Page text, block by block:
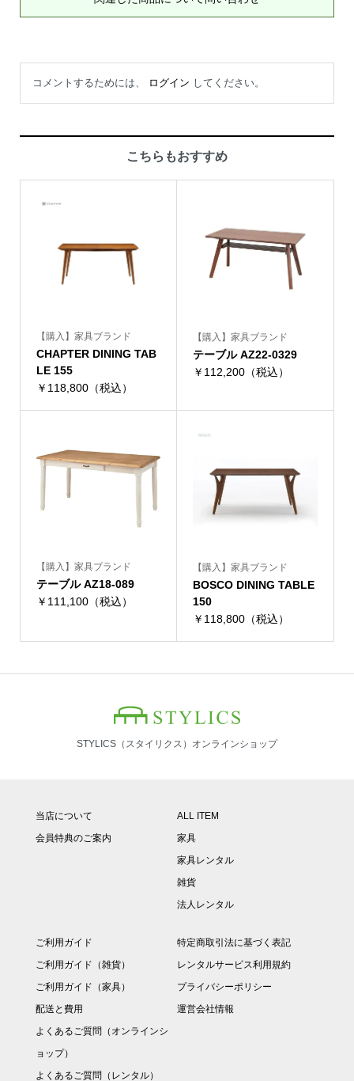
コメントするためには、 ログイン してください。
こちらもおすすめ
【購入】家具ブランド
CHAPTER DINING TAB
LE 155
￥118,800（税込）
【購入】家具ブランド
テーブル AZ22-0329
￥112,200（税込）
【購入】家具ブランド
テーブル AZ18-089
￥111,100（税込）
【購入】家具ブランド
BOSCO DINING TABLE
150
￥118,800（税込）
STYLICS（スタイリクス）オンラインショップ
当店について
会員特典のご案内
ALL ITEM
家具
家具レンタル
雑貨
法人レンタル
ご利用ガイド
ご利用ガイド（雑貨）
ご利用ガイド（家具）
配送と費用
よくあるご質問（オンラインシ
ョップ）
よくあるご質問（レンタル）
特定商取引法に基づく表記
レンタルサービス利用規約
プライバシーポリシー
運営会社情報